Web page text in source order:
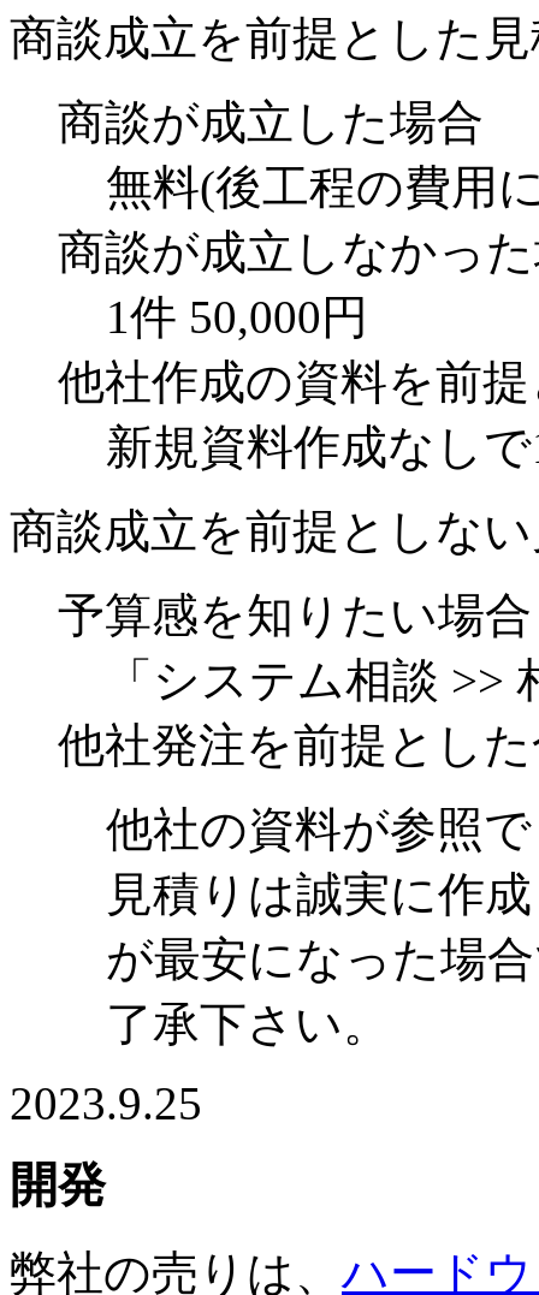
商談成立を前提とした
商談が成立した場合
無料(後工程の費用
商談が成立しなかっ
1件 50,000円
他社作成の資料を前
新規資料作成なしで
商談成立を前提としな
予算感を知りたい場合
「システム相談 >>
他社発注を前提とし
他社の資料が参照
見積りは誠実に作
が最安になった場
了承下さい。
2023.9.25
開発
弊社の売りは、ハード